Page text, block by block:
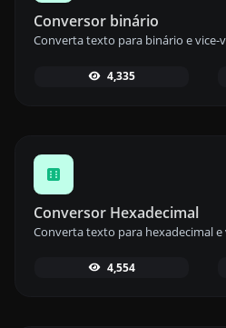
Conversor binário
4,335
Conversor Hexadecimal
4,554